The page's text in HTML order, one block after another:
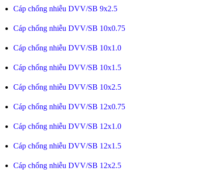
Cáp chống nhiễu DVV/SB 9x2.5
Cáp chống nhiễu DVV/SB 10x0.75
Cáp chống nhiễu DVV/SB 10x1.0
Cáp chống nhiễu DVV/SB 10x1.5
Cáp chống nhiễu DVV/SB 10x2.5
Cáp chống nhiễu DVV/SB 12x0.75
Cáp chống nhiễu DVV/SB 12x1.0
Cáp chống nhiễu DVV/SB 12x1.5
Cáp chống nhiễu DVV/SB 12x2.5